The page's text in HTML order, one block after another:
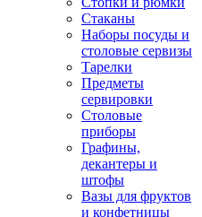
Стаканы
Наборы посуды и
столовые сервизы
Тарелки
Предметы
сервировки
Столовые
приборы
Графины,
декантеры и
штофы
Вазы для фруктов
и конфетницы